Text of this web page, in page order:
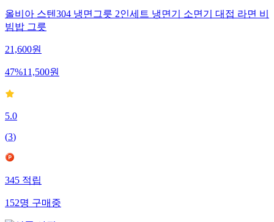
올비아 스텐304 냉면그릇 2인세트 냉면기 소면기 대접 라면 비
빔밥 그릇
21,600원
47%11,500원
5.0
(3)
345적립
152명구매중